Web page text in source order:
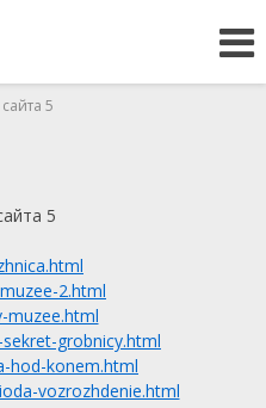
5
5
2.html
muzee.html
grobnicy.html
hod-konem.html
vozrozhdenie.html